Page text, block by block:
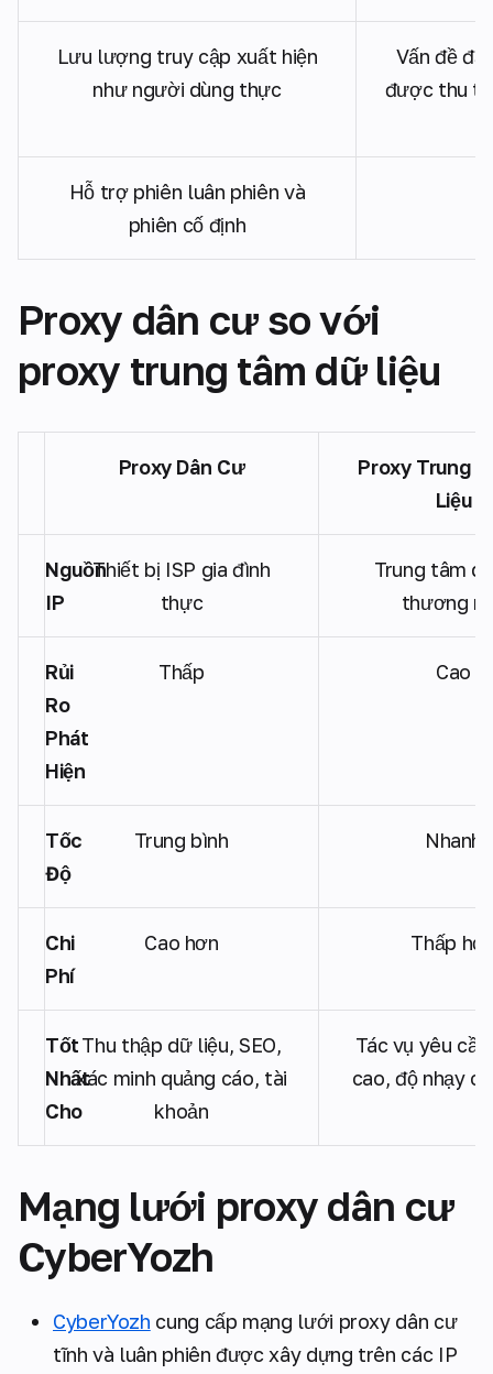
Lưu lượng truy cập xuất hiện
như người dùng thực
Vấn đề
được thu
Hỗ trợ phiên luân phiên và
phiên cố định
Proxy dân cư so với
proxy trung tâm dữ liệu
Proxy Dân Cư
Proxy Trung
Liệu
Nguồn
IP
Thiết bị ISP gia đình
thực
Trung tâm
thương
Rủi
Ro
Phát
Hiện
Thấp Cao
Tốc
Độ
Trung bình Nhanh
Chi
Phí
Cao hơn Thấp
Tốt
Nhất
Cho
Thu thập dữ liệu, SEO,
xác minh quảng cáo, tài
khoản
Tác vụ yêu
cao, độ nhạy
Mạng lưới proxy dân cư
CyberYozh
CyberYozh cung cấp mạng lưới proxy dân cư
tĩnh và luân phiên được xây dựng trên các IP